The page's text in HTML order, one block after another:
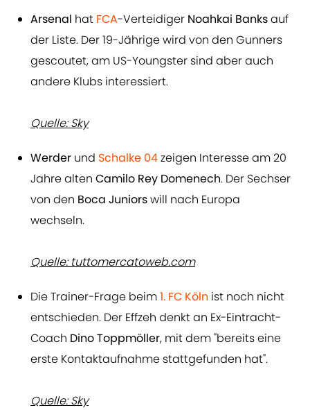
Arsenal hat FCA-Verteidiger Noahkai Banksauf
der Liste. Der 19-Jährige wird von den Gunners
gescoutet, am US-Youngster sind aber auch
andere Klubs interessiert.
Quelle: Sky
Werder und Schalke 04zeigen Interesse am 20
Jahre alten Camilo Rey Domenech. Der Sechser
von den Boca Juniorswill nach Europa
wechseln.
Quelle: tuttomercatoweb.com
Die Trainer-Frage beim1. FC Köln ist noch nicht
entschieden. Der Effzeh denkt an Ex-Eintracht-
Coach Dino Toppmöller, mit dem "bereits eine
erste Kontaktaufnahme stattgefunden hat".
Quelle: Sky